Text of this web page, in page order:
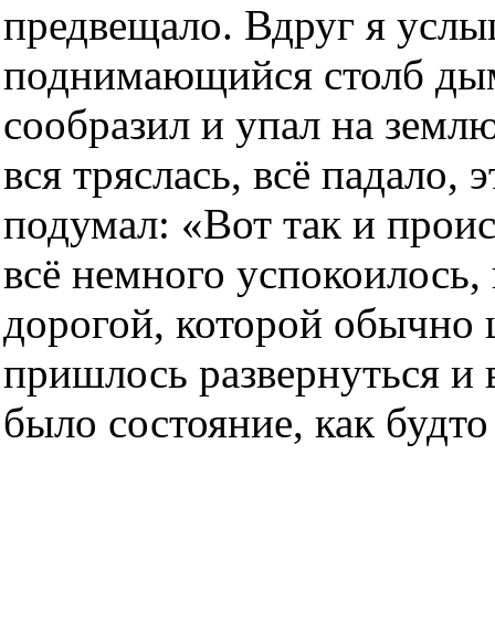
предвещало. Вдруг я
поднимающийся столб
сообразил и упал на
вся тряслась, всё падало,
подумал: «Вот так и
всё немного
дорогой, которой обычно
пришлось развернуться и
было состояние, как